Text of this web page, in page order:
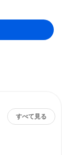
すべて見る